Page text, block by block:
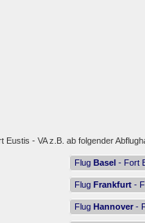
Eustis - VA z.B. ab folgender
Flug Basel - Fort
Flug Frankfurt -
Flug Hannover -